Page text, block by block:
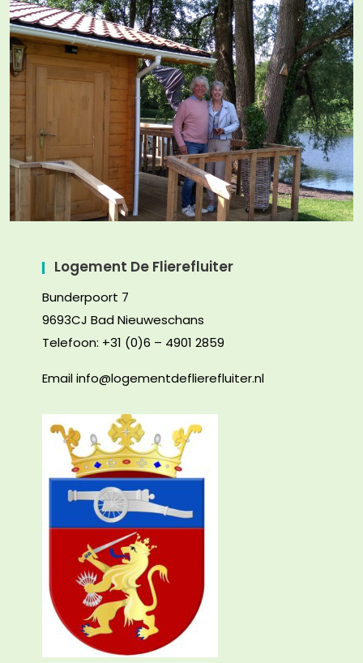
Logement De Flierefluiter
Bunderpoort 7
9693CJ Bad Nieuweschans
Telefoon: +31 (0)6 – 4901 2859
Email info@logementdeflierefluiter.nl